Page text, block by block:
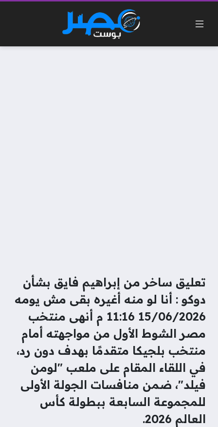
تعليق ساخر من إبراهيم فايق بشأن
دوكو : أنا لو منه أغيره بقى مش يومه
15/06/2026 11:16 م أنهى منتخب
مصر الشوط الأول من مواجهته أمام
منتخب بلجيكا متقدمًا بهدف دون رد،
في اللقاء المقام على ملعب "لومن
فيلد"، ضمن منافسات الجولة الأولى
للمجموعة السابعة ببطولة كأس
العالم 2026.